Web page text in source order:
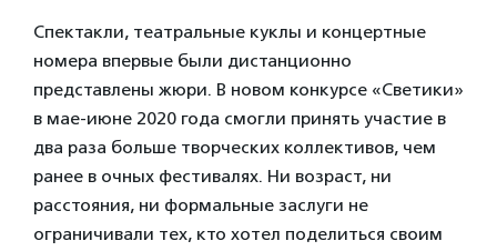
Спектакли, театральные куклы и концертные
номера впервые были дистанционно
представлены жюри. В новом конкурсе «Светики»
в мае-июне 2020 года смогли принять участие в
два раза больше творческих коллективов, чем
ранее в очных фестивалях. Ни возраст, ни
расстояния, ни формальные заслуги не
ограничивали тех, кто хотел поделиться своим